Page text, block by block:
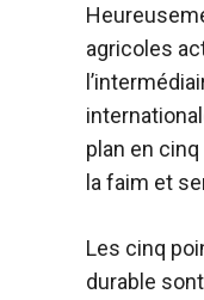
agricoles
plan en
la faim et
Les cinq
durable